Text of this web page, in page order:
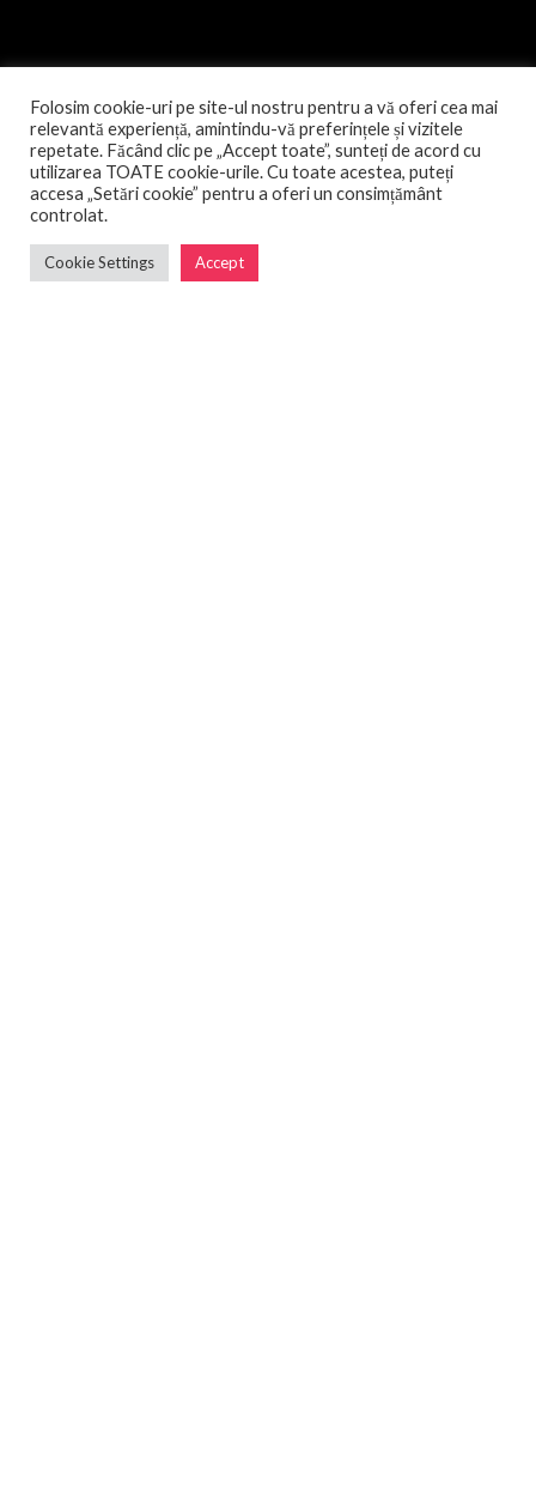
Folosim cookie-uri pe site-ul nostru pentru a vă oferi cea mai
relevantă experiență, amintindu-vă preferințele și vizitele
repetate. Făcând clic pe „Accept toate”, sunteți de acord cu
utilizarea TOATE cookie-urile. Cu toate acestea, puteți
accesa „Setări cookie” pentru a oferi un consimțământ
controlat.
Cookie Settings Accept